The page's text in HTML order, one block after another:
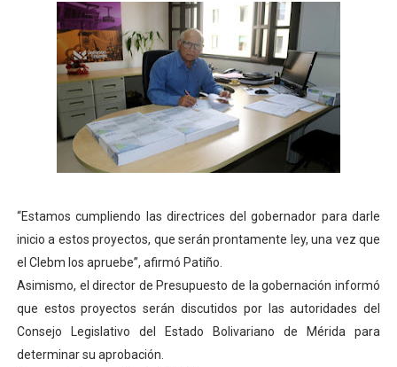
Plan Quirúrgico Regional llega a Pueblo Llano con la
“Estamos cumpliendo las directrices del gobernador para darle
inicio a estos proyectos, que serán prontamente ley, una vez que
el Clebm los apruebe”, afirmó Patiño.
Asimismo, el director de Presupuesto de la gobernación informó
que estos proyectos serán discutidos por las autoridades del
Consejo Legislativo del Estado Bolivariano de Mérida para
determinar su aprobación.